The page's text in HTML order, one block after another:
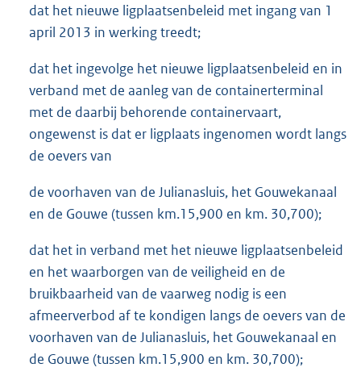
dat het nieuwe ligplaatsenbeleid met ingang van 1
april 2013 in werking treedt;
dat het ingevolge het nieuwe ligplaatsenbeleid en in
verband met de aanleg van de containerterminal
met de daarbij behorende containervaart,
ongewenst is dat er ligplaats ingenomen wordt langs
de oevers van
de voorhaven van de Julianasluis, het Gouwekanaal
en de Gouwe (tussen km.15,900 en km. 30,700);
dat het in verband met het nieuwe ligplaatsenbeleid
en het waarborgen van de veiligheid en de
bruikbaarheid van de vaarweg nodig is een
afmeerverbod af te kondigen langs de oevers van de
voorhaven van de Julianasluis, het Gouwekanaal en
de Gouwe (tussen km.15,900 en km. 30,700);